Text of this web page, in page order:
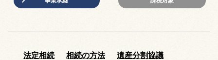
法定相続 相続の方法
遺産分割協議